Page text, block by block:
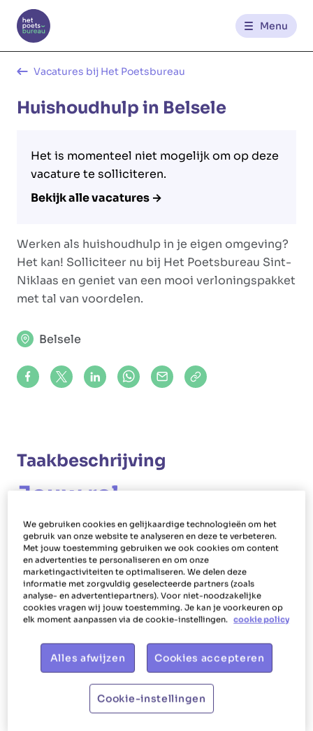
Menu
Glowi Glowi Jobs Het Poetsbureau
NL
Kantoren
Werknemerszone
Klantenzone
Vacatures bij Het Poetsbureau
Huishoudhulp in Belsele
Het is momenteel niet mogelijk om op deze
vacature te solliciteren.
Bekijk alle vacatures →
Werken als huishoudhulp in je eigen omgeving?
Het kan! Solliciteer nu bij Het Poetsbureau Sint-
Niklaas en geniet van een mooi verloningspakket
met tal van voordelen.
Share on Facebook
Share on X (formerly Twitter)
Share on LinkedIn
Share via Whatsapp
Share via Mail
Copy to clipboard
Belsele
Taakbeschrijving
Jouw rol
Als poetshulp in Belsele maak je schoon bij
mensen thuis. Daarnaast voer je als poetsvrouw
of -man ook andere huishoudelijke taken uit.
Daarmee bedoelen we onder andere lakens
verversen, bedden opdekken, strijken, ramen
lappen, afwassen, vaat opbergen, koken en
Ons aanbod
Het Poetsbureau gaat voorhappy, shiny
We gebruiken cookies en gelijkaardige technologieën om het
gebruik van onze website te analyseren en deze te verbeteren.
Met jouw toestemming gebruiken we ook cookies om content
en advertenties te personaliseren en om onze
marketingactiviteiten te optimaliseren. We delen deze
informatie met zorgvuldig geselecteerde partners (zoals
analyse- en advertentiepartners). Voor niet-noodzakelijke
cookies vragen wij jouw toestemming. Je kan je voorkeuren op
elk moment aanpassen via de cookie-instellingen. cookie policy
Alles afwijzen Cookies accepteren
Cookie-instellingen